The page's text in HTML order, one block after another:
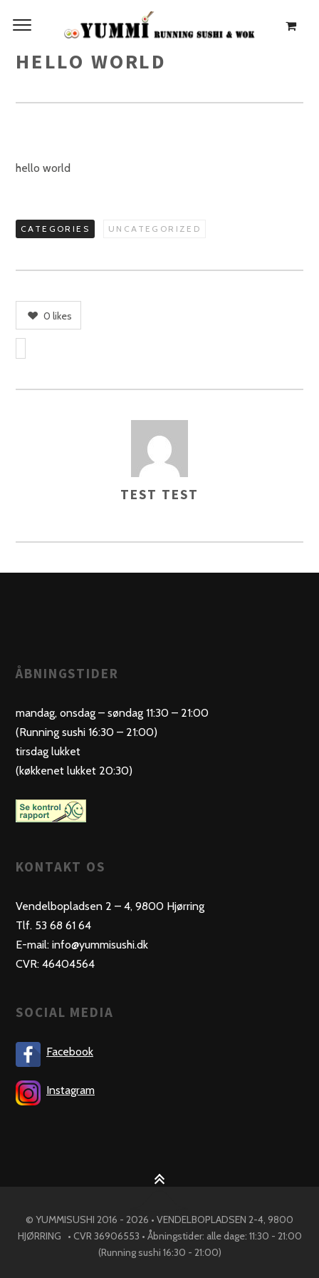
HELLO WORLD
hello world
CATEGORIES UNCATEGORIZED
0 likes
TEST TEST
ÅBNINGSTIDER
mandag, onsdag – søndag 11:30 – 21:00
(Running sushi 16:30 – 21:00)
tirsdag lukket
(køkkenet lukket 20:30)
KONTAKT OS
Vendelbopladsen 2 – 4, 9800 Hjørring
Tlf. 53 68 61 64
E-mail: info@yummisushi.dk
CVR: 46404564
SOCIAL MEDIA
Facebook
Instagram
© YUMMISUSHI 2016 - 2026 • VENDELBOPLADSEN 2-4, 9800
HJØRRING • CVR 36906553 • Åbningstider: alle dage: 11:30 - 21:00
(Running sushi 16:30 - 21:00)